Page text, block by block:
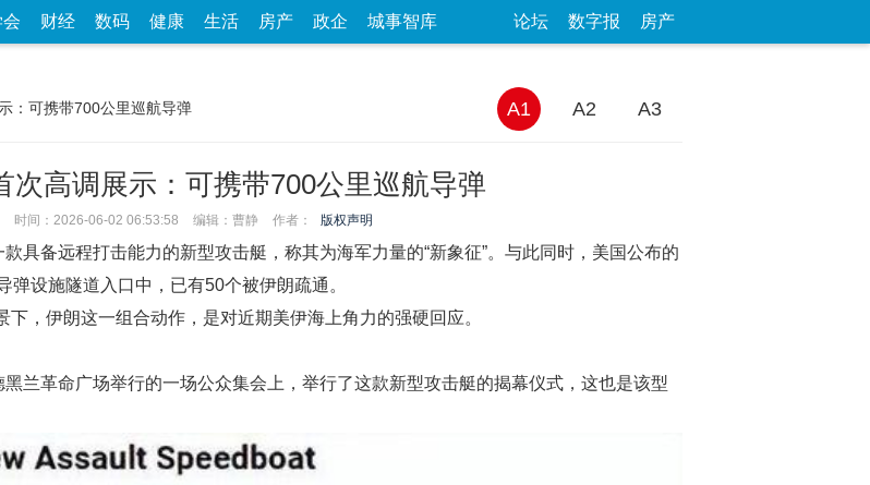
财经 数码 健康 生活 房产 政企 城事智库 论坛 数字报 房产
：可携带700公里巡航导弹 A1 A2 A3
次高调展示：可携带700公里巡航导弹
时间：2026-06-02 06:53:58 编辑：曹静 作者： 版权声明
具备远程打击能力的新型攻击艇，称其为海军力量的“新象征”。与此同时，美国公布的
设施隧道入口中，已有50个被伊朗疏通。
，伊朗这一组合动作，是对近期美伊海上角力的强硬回应。
兰革命广场举行的一场公众集会上，举行了这款新型攻击艇的揭幕仪式，这也是该型